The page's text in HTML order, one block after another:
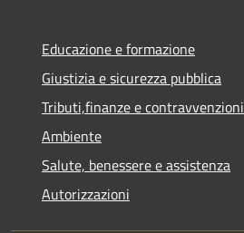
Educazione e formazione
Giustizia e sicurezza pubblica
Tributi,finanze e contravvenzioni
Ambiente
Salute, benessere e assistenza
Autorizzazioni